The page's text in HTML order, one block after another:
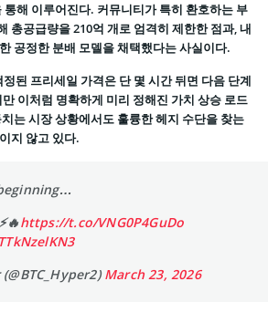
통해 이루어진다. 커뮤니티가 특히 환호하는 부
총공급량을 210억 개로 엄격히 제한한 점과, 내
공정한 분배 모델을 채택했다는 사실이다.
된 프리세일 가격은 단 몇 시간 뒤면 다음 단계
이처럼 명확하게 미리 정해진 가치 상승 로드
는 시장 상황에서도 훌륭한 헤지 수단을 찾는
지 않고 있다.
https://t.co/VNG0P4GuDo
March 23, 2026